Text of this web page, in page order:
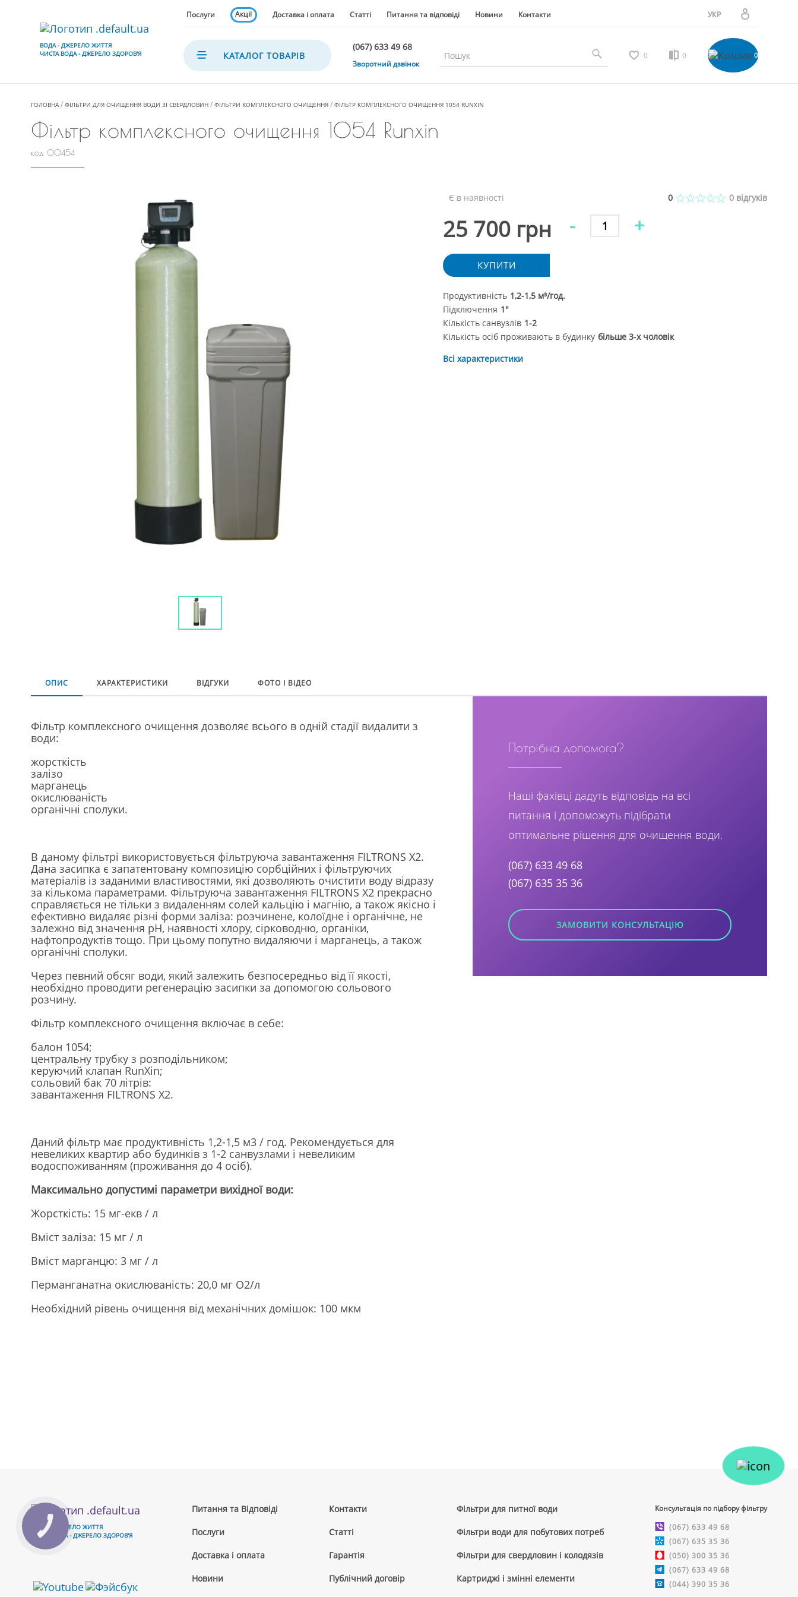
ВОДА - ДЖЕРЕЛО ЖИТТЯ
ЧИСТА ВОДА - ДЖЕРЕЛО ЗДОРОВ'Я
Послуги Акції Доставка і оплата Статті Питання та відповіді Новини Контакти
УКР
РУС
Особистий кабінет
КАТАЛОГ ТОВАРІВ
(067) 633 49 68
(067) 633 49 68
(067) 635 35 36
(044) 390 35 36
Зворотний дзвінок
0 0 0
ГОЛОВНА ФІЛЬТРИ ДЛЯ ОЧИЩЕННЯ ВОДИ ЗІ СВЕРДЛОВИН ФІЛЬТРИ КОМПЛЕКСНОГО ОЧИЩЕННЯ ФІЛЬТР КОМПЛЕКСНОГО ОЧИЩЕННЯ 1054 RUNXIN
Фільтр комплексного очищення 1054 Runxin
код 00454
Є в наявності 0 0 відгуків
25 700 грн - +
КУПИТИ
Продуктивність 1,2-1,5 м³/год.
Підключення 1"
Кількість санвузлів 1-2
Кількість осіб проживають в будинку більше 3-х чоловік
Всі характеристики
ОПИС ХАРАКТЕРИСТИКИ ВІДГУКИ ФОТО І ВІДЕО
Потрібна допомога?
Наші фахівці дадуть відповідь на всі
питання і допоможуть підібрати
оптимальне рішення для очищення води.
(067) 633 49 68
(067) 635 35 36
ЗАМОВИТИ КОНСУЛЬТАЦІЮ
Фільтр комплексного очищення дозволяє всього в одній стадії видалити з
води:
жорсткість
залізо
марганець
окислюваність
органічні сполуки.
В даному фільтрі використовується фільтруюча завантаження FILTRONS X2.
Дана засипка є запатентовану композицію сорбційних і фільтруючих
матеріалів із заданими властивостями, які дозволяють очистити воду відразу
за кількома параметрами. Фільтруюча завантаження FILTRONS X2 прекрасно
справляється не тільки з видаленням солей кальцію і магнію, а також якісно і
ефективно видаляє різні форми заліза: розчинене, колоїдне і органічне, не
залежно від значення рН, наявності хлору, сірководню, органіки,
нафтопродуктів тощо. При цьому попутно видаляючи і марганець, а також
органічні сполуки.
Через певний обсяг води, який залежить безпосередньо від її якості,
необхідно проводити регенерацію засипки за допомогою сольового
розчину.
Фільтр комплексного очищення включає в себе:
балон 1054;
центральну трубку з розподільником;
керуючий клапан RunXin;
сольовий бак 70 літрів:
завантаження FILTRONS X2.
Даний фільтр має продуктивність 1,2-1,5 м3 / год. Рекомендується для
невеликих квартир або будинків з 1-2 санвузлами і невеликим
водоспоживанням (проживання до 4 осіб).
Максимально допустимі параметри вихідної води:
Жорсткість: 15 мг-екв / л
Вміст заліза: 15 мг / л
Вміст марганцю: 3 мг / л
Перманганатна окислюваність: 20,0 мг О2/л
Необхідний рівень очищення від механічних домішок: 100 мкм
ВОДА - ДЖЕРЕЛО ЖИТТЯ
ЧИСТА ВОДА - ДЖЕРЕЛО ЗДОРОВ'Я
Питання та Відповіді
Послуги
Доставка і оплата
Новини
Контакти
Cтатті
Гарантія
Публічний договір
Фільтри для питної води
Фільтри води для побутових потреб
Фільтри для свердловин і колодязів
Картриджі і змінні елементи
Консультація по підбору фільтру
(067) 633 49 68
(067) 635 35 36
(050) 300 35 36
(067) 633 49 68
(044) 390 35 36